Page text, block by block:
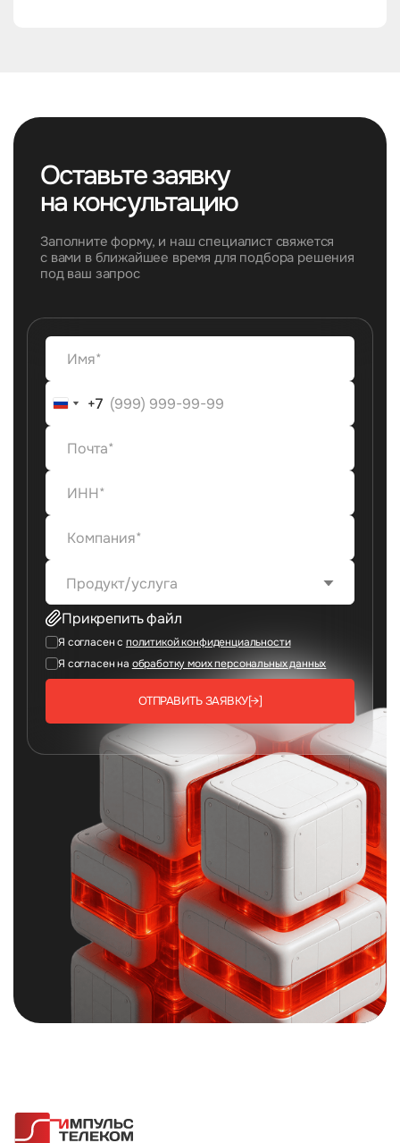
Оставьте заявку
на консультацию
Заполните форму, и наш специалист свяжется
с вами в ближайшее время для подбора решения
под ваш запрос
+7
+7
Продукт/услуга
Прикрепить файл
Я согласен с политикой конфиденциальности
Я согласен на обработку моих персональных данных
ОТПРАВИТЬ ЗАЯВКУ[→]